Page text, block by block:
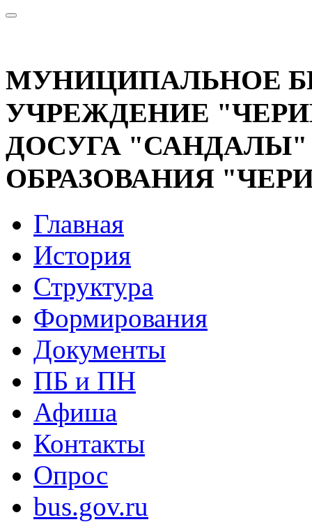
МУНИЦИПАЛЬНОЕ
УЧРЕЖДЕНИЕ
ДОСУГА
ОБРАЗОВАНИЯ
Главная
История
Структура
Формирования
Документы
ПБ и ПН
Афиша
Контакты
Опрос
bus.gov.ru